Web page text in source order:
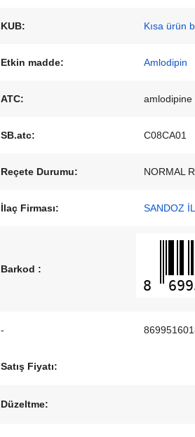
KUB: Kısa ürün
Etkin madde: Amlodipin
ATC: amlodipine
SB.atc: C08CA01
Reçete Durumu: NORMAL
İlaç Firması: SANDOZ
Barkod :
8
-
Satış Fiyatı:
Düzeltme: